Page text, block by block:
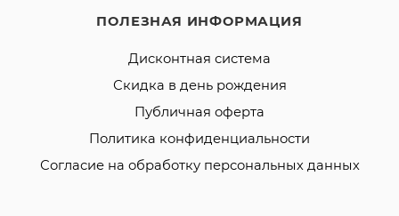
ПОЛЕЗНАЯ ИНФОРМАЦИЯ
Дисконтная система
Скидка в день рождения
Публичная оферта
Политика конфиденциальности
Согласие на обработку персональных данных